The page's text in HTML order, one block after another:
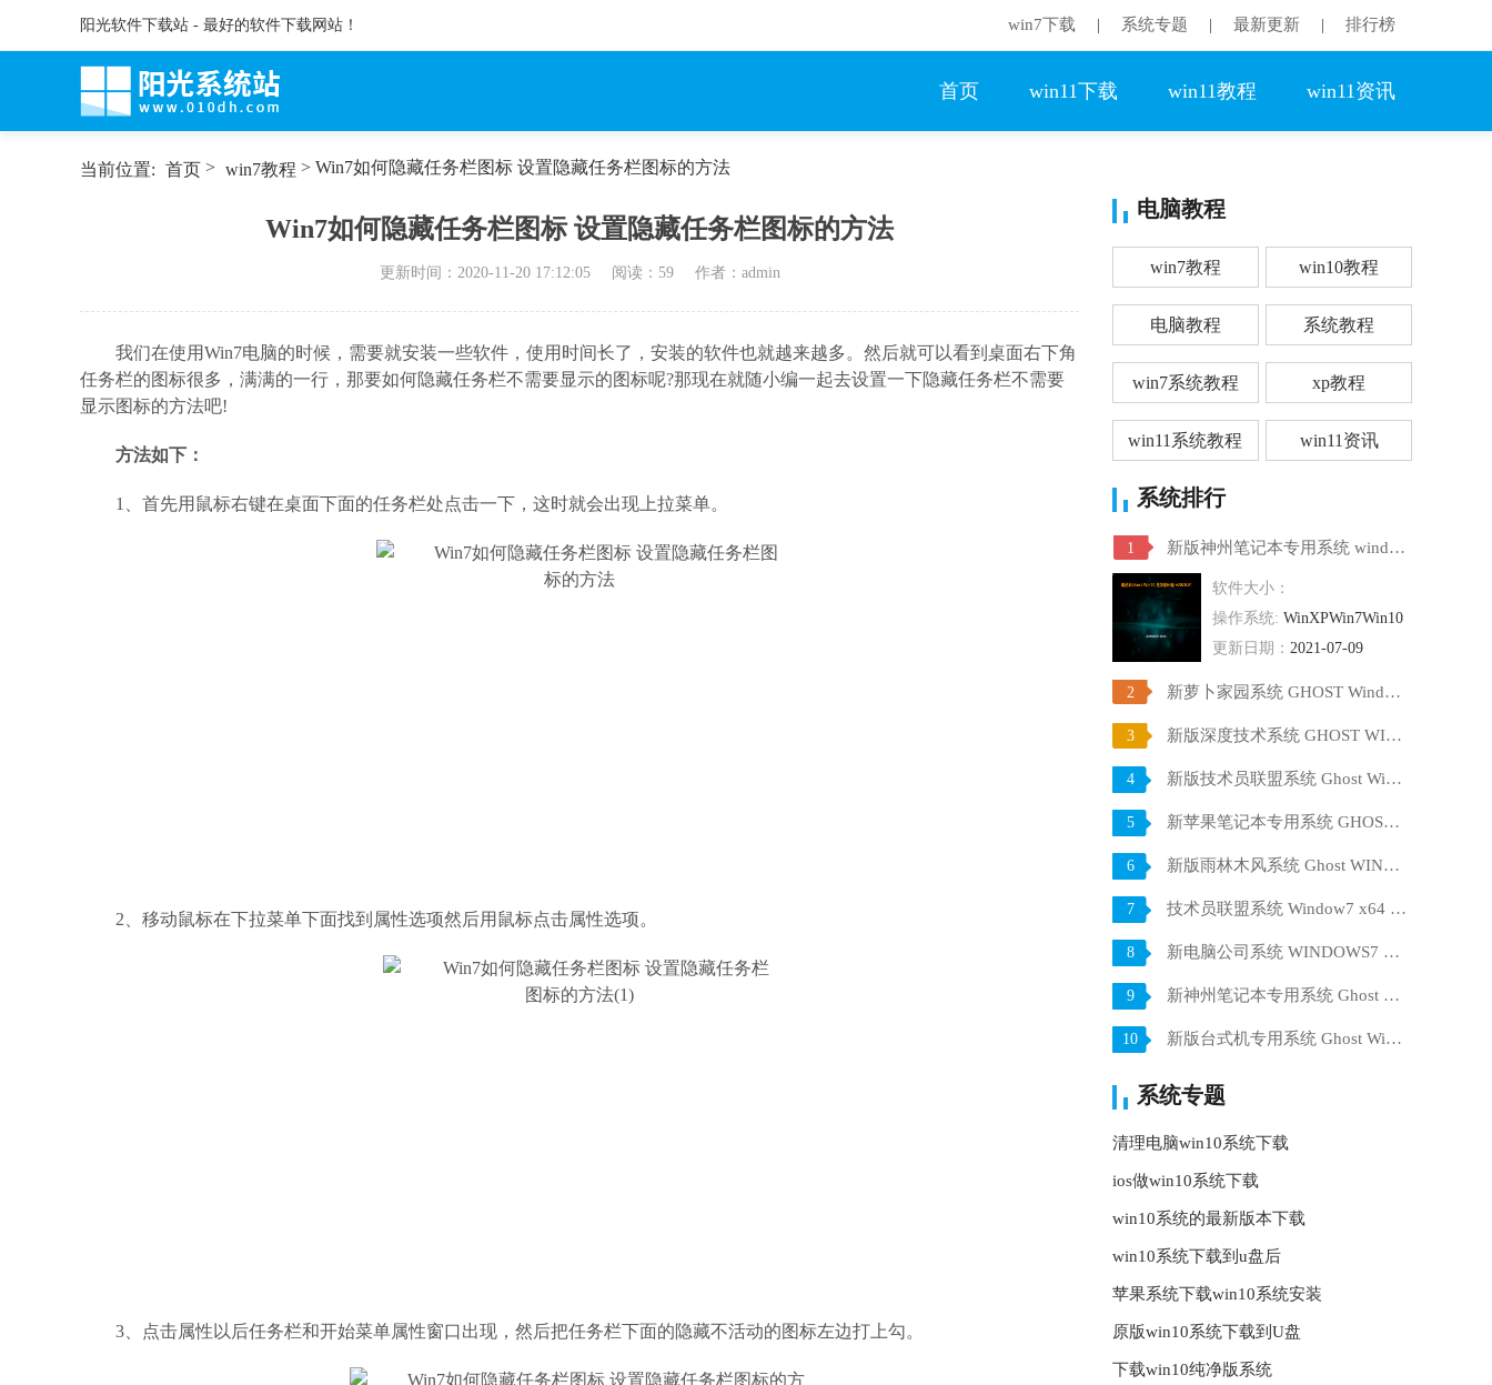
阳光软件下载站 - 最好的软件下载网站！ win7下载 系统专题 最新更新 排行榜
首页 win11下载 win11教程 win11资讯
当前位置: 首页 > win7教程 > Win7如何隐藏任务栏图标 设置隐藏任务栏图标的方法
Win7如何隐藏任务栏图标 设置隐藏任务栏图标的方法
更新时间： 2020-11-20 17:12:05 阅读： 59 作者：admin
我们在使用Win7电脑的时候，需要就安装一些软件，使用时间长了，安装的软件也就越来越多。然后就可以看到桌面右下角
任务栏的图标很多，满满的一行，那要如何隐藏任务栏不需要显示的图标呢?那现在就随小编一起去设置一下隐藏任务栏不需要
显示图标的方法吧!
方法如下：
1、首先用鼠标右键在桌面下面的任务栏处点击一下，这时就会出现上拉菜单。
2、移动鼠标在下拉菜单下面找到属性选项然后用鼠标点击属性选项。
3、点击属性以后任务栏和开始菜单属性窗口出现，然后把任务栏下面的隐藏不活动的图标左边打上勾。
电脑教程
win7教程 win10教程
电脑教程 系统教程
win7系统教程 xp教程
win11系统教程 win11资讯
系统排行
1 新版神州笔记本专用系统 windows10 64位 SP1 家庭旗舰版 V2021.07
软件大小：
操作系统: WinXPWin7Win10
更新日期： 2021-07-09
2 新萝卜家园系统 GHOST Windows10 X64 SP1 稳定装机版 V2021.07
3 新版深度技术系统 GHOST WIN10 X64 SP1 通用旗舰版 V2021.07
4 新版技术员联盟系统 Ghost Win10 X64 稳定装机版 V2021.07
5 新苹果笔记本专用系统 GHOST Window7 86 官方稳定版 V2021.07
6 新版雨林木风系统 Ghost WINDOWS7 X32位 SP1 快速装机版 V2021.07
7 技术员联盟系统 Window7 x64 旗舰版原版ISO下载 V2021.07
8 新电脑公司系统 WINDOWS7 X32位 装机旗舰版下载 V2021.07
9 新神州笔记本专用系统 Ghost win7 x64 装机稳定版 V2021.07
10 新版台式机专用系统 Ghost Win10 32位 旗舰版 V2021.07
系统专题
清理电脑win10系统下载
ios做win10系统下载
win10系统的最新版本下载
win10系统下载到u盘后
苹果系统下载win10系统安装
原版win10系统下载到U盘
下载win10纯净版系统